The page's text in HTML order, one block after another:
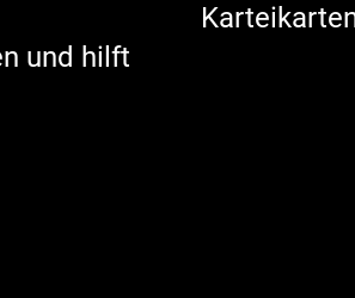
und hilft